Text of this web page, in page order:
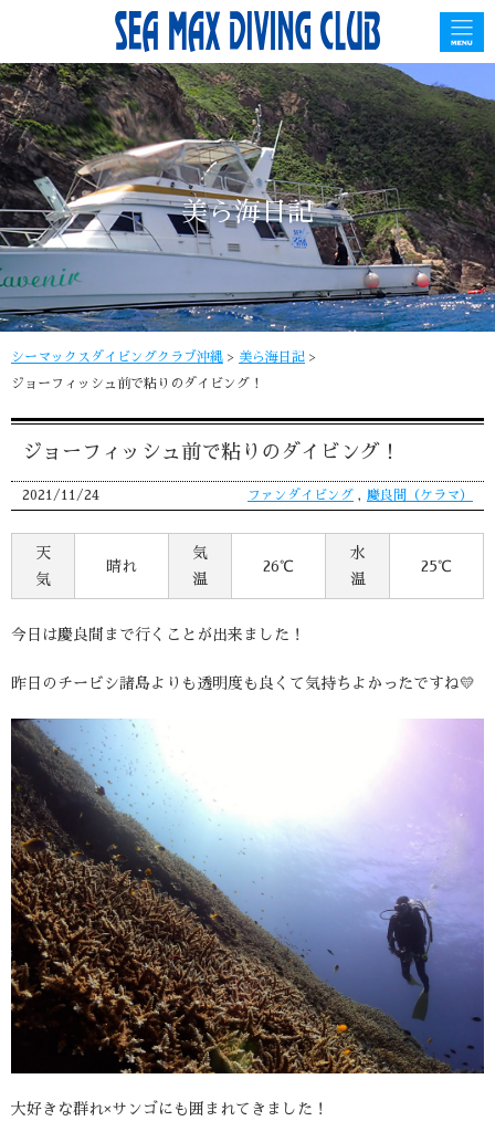
美ら海日記
シーマックスダイビングクラブ沖縄 > 美ら海日記 >
ジョーフィッシュ前で粘りのダイビング！
ジョーフィッシュ前で粘りのダイビング！
2021/11/24 ファンダイビング , 慶良間（ケラマ）
天
気
晴れ
気
温
26℃
水
温
25℃
今日は慶良間まで行くことが出来ました！
昨日のチービシ諸島よりも透明度も良くて気持ちよかったですね💛
大好きな群れ×サンゴにも囲まれてきました！